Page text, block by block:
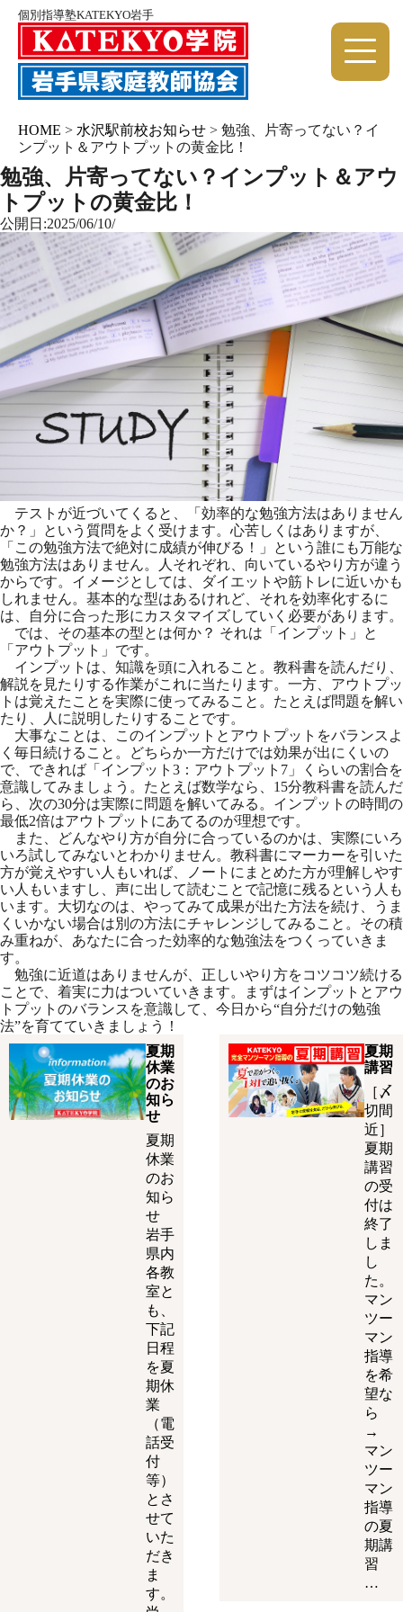
個別指導塾KATEKYO岩手
HOME > 水沢駅前校お知らせ > 勉強、片寄ってない？イ
ンプット＆アウトプットの黄金比！
勉強、片寄ってない？インプット＆アウ
トプットの黄金比！
公開日:2025/06/10/
テストが近づいてくると、「効率的な勉強方法はありません
か？」という質問をよく受けます。心苦しくはありますが、
「この勉強方法で絶対に成績が伸びる！」という誰にも万能な
勉強方法はありません。人それぞれ、向いているやり方が違う
からです。イメージとしては、ダイエットや筋トレに近いかも
しれません。基本的な型はあるけれど、それを効率化するに
は、自分に合った形にカスタマイズしていく必要があります。
では、その基本の型とは何か？ それは「インプット」と
「アウトプット」です。
インプットは、知識を頭に入れること。教科書を読んだり、
解説を見たりする作業がこれに当たります。一方、アウトプッ
トは覚えたことを実際に使ってみること。たとえば問題を解い
たり、人に説明したりすることです。
大事なことは、このインプットとアウトプットをバランスよ
く毎日続けること。どちらか一方だけでは効果が出にくいの
で、できれば「インプット3：アウトプット7」くらいの割合を
意識してみましょう。たとえば数学なら、15分教科書を読んだ
ら、次の30分は実際に問題を解いてみる。インプットの時間の
最低2倍はアウトプットにあてるのが理想です。
また、どんなやり方が自分に合っているのかは、実際にいろ
いろ試してみないとわかりません。教科書にマーカーを引いた
方が覚えやすい人もいれば、ノートにまとめた方が理解しやす
い人もいますし、声に出して読むことで記憶に残るという人も
います。大切なのは、やってみて成果が出た方法を続け、うま
くいかない場合は別の方法にチャレンジしてみること。その積
み重ねが、あなたに合った効率的な勉強法をつくっていきま
す。
勉強に近道はありませんが、正しいやり方をコツコツ続ける
ことで、着実に力はついていきます。まずはインプットとアウ
トプットのバランスを意識して、今日から“自分だけの勉強
法”を育てていきましょう！
夏期
休業
のお
知ら
せ
夏期
休業
のお
知ら
せ
岩手
県内
各教
室と
も、
下記
日程
を夏
期休
業
（電
話受
付
等）
とさ
せて
いた
だき
ま
す。
夏期
講習
［〆
切間
近］
夏期
講習
の受
付は
終了
しま
し
た。
マン
ツー
マン
指導
を希
望な
ら
→
マン
ツー
マン
指導
の夏
期講
習
…